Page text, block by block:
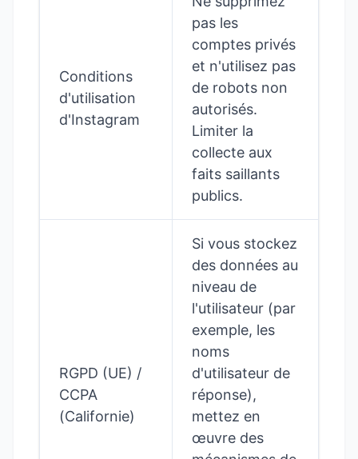
Conditions
d'utilisation
d'Instagram
pas les
comptes privés
et n'utilisez pas
de robots non
autorisés.
Limiter la
collecte aux
faits saillants
publics.
RGPD (UE) /
CCPA
(Californie)
Si vous stockez
des données au
niveau de
l'utilisateur (par
exemple, les
noms
d'utilisateur de
réponse),
mettez en
œuvre des